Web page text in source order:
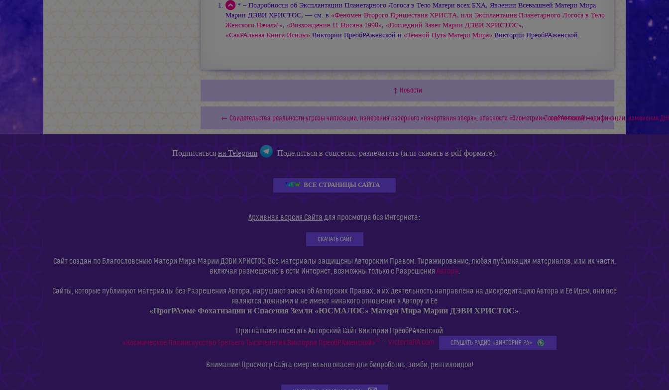
* – Подробности об Эксплантации Планетарного Логоса в Тело Матери всех БХА, Явлении Всевышней Матери Мира
Марии ДЭВИ ХРИСТОС, —см. в «Феномен Второго Пришествия ХРИСТА, или Эксплантация Планетарного Логоса в Тело
Женского Начала!», «Возхождение 11 Нисана 1990», «Последний Завет Марии ДЭВИ ХРИСТОС»,
«СакРАльная Книга Исиды» Виктории ПреобРАженской и «Земной Путь Матери Мира» Виктории ПреобРАженской.
↑ Новости
← Свидетельства реальности угрозы чипизации, нанесения лазерного «начертания зверя», опасности «биометрии», генетической модификации, изменения
ПоздРАвление! →
Подписатьсяна Telegram Поделиться в соцсетях, разпечатать (или скачать в pdf-формате):
ВСЕ СТРАНИЦЫ САЙТА
Архивная версия Сайта для просмотра без Интернета:
СКАЧАТЬ САЙТ
Сайт создан по Благословению Матери Мира Марии ДЭВИ ХРИСТОС. Все материалы защищены Авторским Правом. Тиражирование, любая публикация материалов, или их части,
включая размещение в сети Интернет, возможны только с Разрешения Автора.
Сайты, которые публикуют материалы без Разрешения Автора, нарушают закон об Авторских Правах, и их деятельность направлена на дискредитацию Автора и Её Идеи, они все
являются ложными и не имеют никакого отношения к Автору и Её
«ПрогРАмме Фохатизации и Спасения Земли «ЮСМАЛОС» Матери Мира Марии ДЭВИ ХРИСТОС».
Приглашаем посетить Авторский Сайт Виктории ПреобРАженской
«Космическое Полиискусство Третьего Тысячелетия Виктории ПреобРАженской»© — VictoriaRA.com СЛУШАТЬ РАДИО «ВИКТОРИЯ РА»
Внимание! Просмотр Сайта смертельно опасен для биороботов, зомби, рептилоидов!